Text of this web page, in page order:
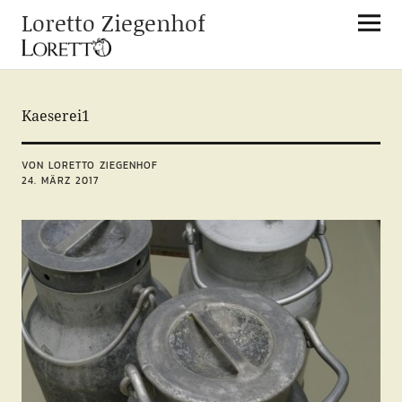
Loretto Ziegenhof
Kaeserei1
VON LORETTO ZIEGENHOF
24. MÄRZ 2017